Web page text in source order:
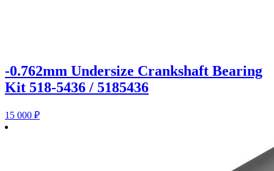
-0.762mm Undersize Crankshaft Bearing
Kit 518-5436 / 5185436
15 000 ₽